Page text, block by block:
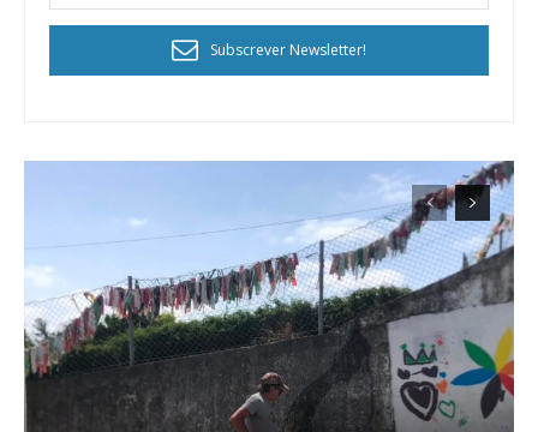
Subscrever Newsletter!